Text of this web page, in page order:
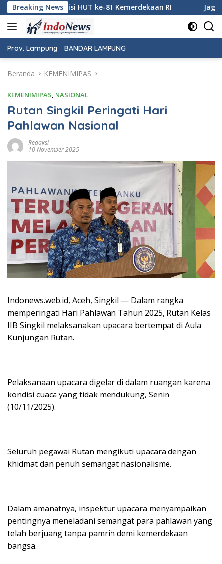
Langsung
ke
konten
Breaking News
ke-81 Kemerdekaan RI Jaga Keamanan Pintu
Prov. Lampung BANDAR LAMPUNG
Beranda KEMENIMIPAS
KEMENIMIPAS, NASIONAL
Rutan Singkil Peringati Hari
Pahlawan Nasional
Redaksi
10 November 2025
Indonews.web.id, Aceh, Singkil — Dalam rangka
memperingati Hari Pahlawan Tahun 2025, Rutan Kelas
IIB Singkil melaksanakan upacara bertempat di Aula
Kunjungan Rutan.
Pelaksanaan upacara digelar di dalam ruangan karena
kondisi cuaca yang tidak mendukung, Senin
(10/11/2025).
Seluruh pegawai Rutan mengikuti upacara dengan
khidmat dan penuh semangat nasionalisme.
Dalam amanatnya, inspektur upacara menyampaikan
pentingnya meneladani semangat para pahlawan yang
telah berjuang tanpa pamrih demi kemerdekaan
bangsa.